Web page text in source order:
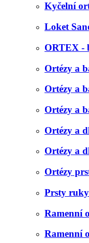
Kyčelní
Loket
ORTEX -
Ortézy a
Ortézy a
Ortézy a
Ortézy a
Ortézy a
Ortézy
Prsty
Ramenní
Ramenní